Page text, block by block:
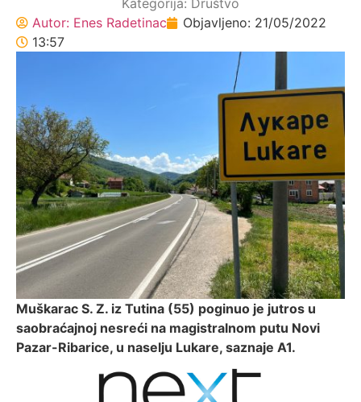
Kategorija: Društvo
Autor: Enes Radetinac Objavljeno: 21/05/2022
13:57
Muškarac S. Z. iz Tutina (55) poginuo je jutros u
saobraćajnoj nesreći na magistralnom putu Novi
Pazar-Ribarice, u naselju Lukare, saznaje A1.